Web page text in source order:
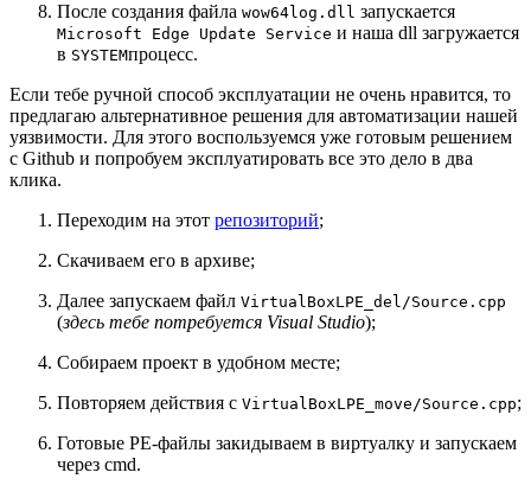
После создания файла wow64log.dll запускается
Microsoft Edge Update Service и наша dll загружается
в SYSTEMпроцесс.
Если тебе ручной способ эксплуатации не очень нравится, то
предлагаю альтернативное решения для автоматизации нашей
уязвимости. Для этого воспользуемся уже готовым решением
с Github и попробуем эксплуатировать все это дело в два
клика.
Переходим на этот репозиторий;
Скачиваем его в архиве;
Далее запускаем файл VirtualBoxLPE_del/Source.cpp
(здесь тебе потребуется Visual Studio);
Собираем проект в удобном месте;
Повторяем действия с VirtualBoxLPE_move/Source.cpp;
Готовые PE-файлы закидываем в виртуалку и запускаем
через cmd.